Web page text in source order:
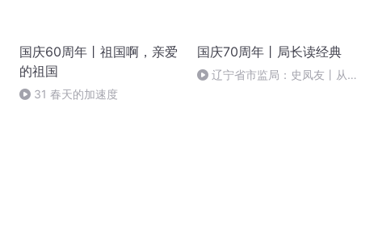
国庆60周年丨祖国啊，亲爱
的祖国
31 春天的加速度
国庆70周年丨局长读经典
辽宁省市监局：史凤友丨从严